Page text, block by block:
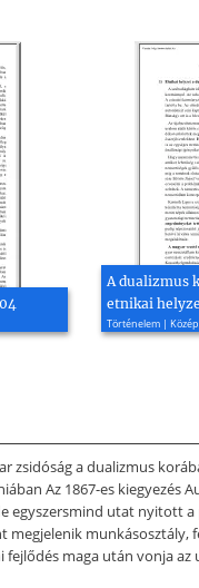
A dualizmus
etnikai
Történelem |
a dualizmus
Az 1867-es
utat nyitott
maga után vonja